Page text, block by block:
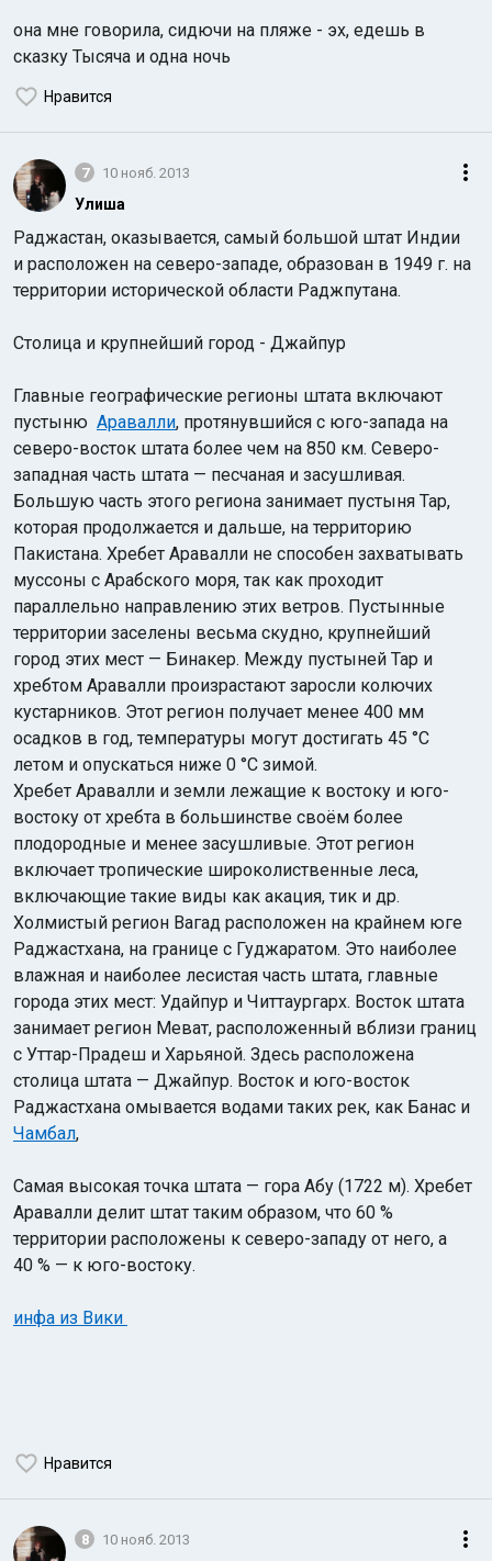
она мне говорила, сидючи на пляже - эх, едешь в
сказку Тысяча и одна ночь
Нравится
7 10 нояб. 2013
Улиша
Раджастан, оказывается, самый большой штат Индии
и расположен на северо-западе, образован в 1949 г. на
территории исторической области Раджпутана.
Столица и крупнейший город - Джайпур
Главные географические регионы штата включают
пустыню Аравалли, протянувшийся с юго-запада на
северо-восток штата более чем на 850 км. Северо-
западная часть штата — песчаная и засушливая.
Большую часть этого региона занимает пустыня Тар,
которая продолжается и дальше, на территорию
Пакистана. Хребет Аравалли не способен захватывать
муссоны с Арабского моря, так как проходит
параллельно направлению этих ветров. Пустынные
территории заселены весьма скудно, крупнейший
город этих мест — Бинакер. Между пустыней Тар и
хребтом Аравалли произрастают заросли колючих
кустарников. Этот регион получает менее 400 мм
осадков в год, температуры могут достигать 45 °С
летом и опускаться ниже 0 °С зимой.
Хребет Аравалли и земли лежащие к востоку и юго-
востоку от хребта в большинстве своём более
плодородные и менее засушливые. Этот регион
включает тропические широколиственные леса,
включающие такие виды как акация, тик и др.
Холмистый регион Вагад расположен на крайнем юге
Раджастхана, на границе с Гуджаратом. Это наиболее
влажная и наиболее лесистая часть штата, главные
города этих мест: Удайпур и Читтаургарх. Восток штата
занимает регион Меват, расположенный вблизи границ
с Уттар-Прадеш и Харьяной. Здесь расположена
столица штата — Джайпур. Восток и юго-восток
Раджастхана омывается водами таких рек, как Банас и
Чамбал,
Самая высокая точка штата — гора Абу (1722 м). Хребет
Аравалли делит штат таким образом, что 60 %
территории расположены к северо-западу от него, а
40 % — к юго-востоку.
инфа из Вики
Нравится
8 10 нояб. 2013